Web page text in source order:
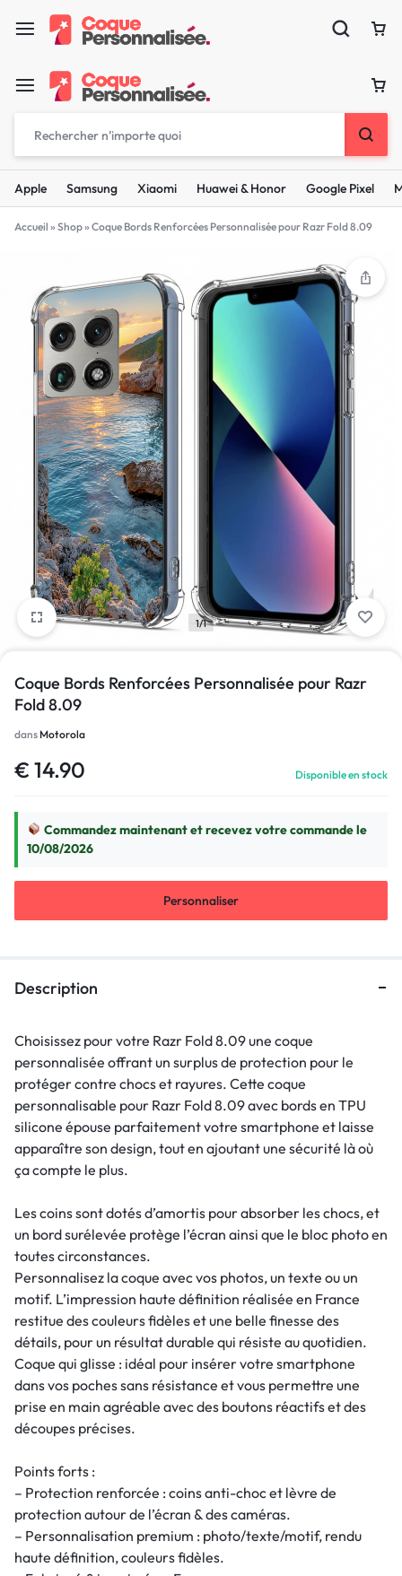
Apple Samsung Xiaomi Huawei & Honor Google Pixel
Accueil » Shop» Coque Bords Renforcées Personnalisée pour Razr Fold 8.09
1/1
Coque Bords Renforcées Personnalisée pour Razr
Fold 8.09
dans Motorola
€ 14.90 Disponible en stock
Commandez maintenant et recevez votre commande le
10/08/2026
Personnaliser
Description
Choisissez pour votre Razr Fold 8.09 une coque
personnalisée offrant un surplus de protection pour le
protéger contre chocs et rayures. Cette coque
personnalisable pour Razr Fold 8.09 avec bords en TPU
silicone épouse parfaitement votre smartphone et laisse
apparaître son design, tout en ajoutant une sécurité là où
ça compte le plus.
Les coins sont dotés d’amortis pour absorber les chocs, et
un bord surélevée protège l’écran ainsi que le bloc photo en
toutes circonstances.
Personnalisez la coque avec vos photos, un texte ou un
motif. L’impression haute définition réalisée en France
restitue des couleurs fidèles et une belle finesse des
détails, pour un résultat durable qui résiste au quotidien.
Coque qui glisse : idéal pour insérer votre smartphone
dans vos poches sans résistance et vous permettre une
prise en main agréable avec des boutons réactifs et des
découpes précises.
Points forts :
– Protection renforcée : coins anti-choc et lèvre de
protection autour de l’écran & des caméras.
– Personnalisation premium : photo/texte/motif, rendu
haute définition, couleurs fidèles.